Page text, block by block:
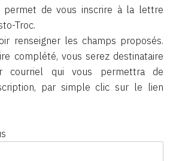
permet de vous inscrire à la lettre
Troc.
renseigner les champs proposés.
complété, vous serez destinataire
courriel qui vous permettra de
par simple clic sur le lien